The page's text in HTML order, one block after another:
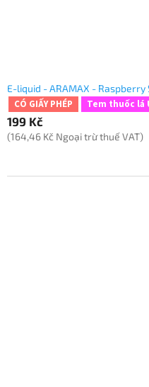
E-liquid - ARAMAX - Raspberry
CÓ GIẤY PHÉP Tem thuốc lá
199 Kč
(164,46 Kč Ngoại trừ thuế VAT)